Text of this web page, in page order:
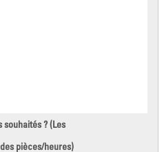
? (Les
pièces/heures)